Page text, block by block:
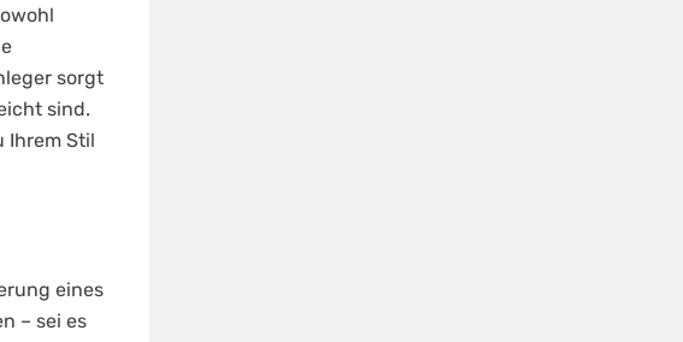
sorgt
sind.
Ihrem Stil
eines
– sei es